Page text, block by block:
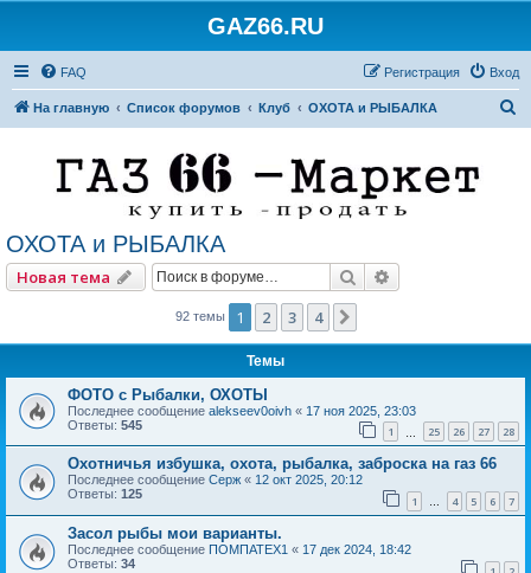
GAZ66.RU
FAQ Вход
Регистрация
На главную Список форумов Клуб ОХОТА и РЫБАЛКА
ОХОТА и РЫБАЛКА
Новая тема Поиск
92 темы 1 2 3 4
Темы
ФОТО с Рыбалки, ОХОТЫ
Последнее сообщение alekseev0oivh « 17 ноя 2025, 23:03
Ответы: 545 1 25 26 27 28
Охотничья избушка, охота, рыбалка, заброска на газ 66
Последнее сообщение Серж « 12 окт 2025, 20:12
Ответы: 125 1 … 4 5 6 7
Засол рыбы мои варианты.
Последнее сообщение ПОМПАТЕХ1 « 17 дек 2024, 18:42
Ответы: 34